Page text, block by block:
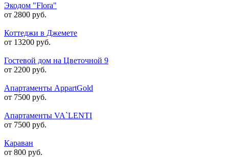
Экодом "Flora"
от 2800 руб.
Коттеджи в Джемете
от 13200 руб.
Гостевой дом на Цветочной 9
от 2200 руб.
Апартаменты AppartGold
от 7500 руб.
Апартаменты VA`LENTI
от 7500 руб.
Караван
от 800 руб.